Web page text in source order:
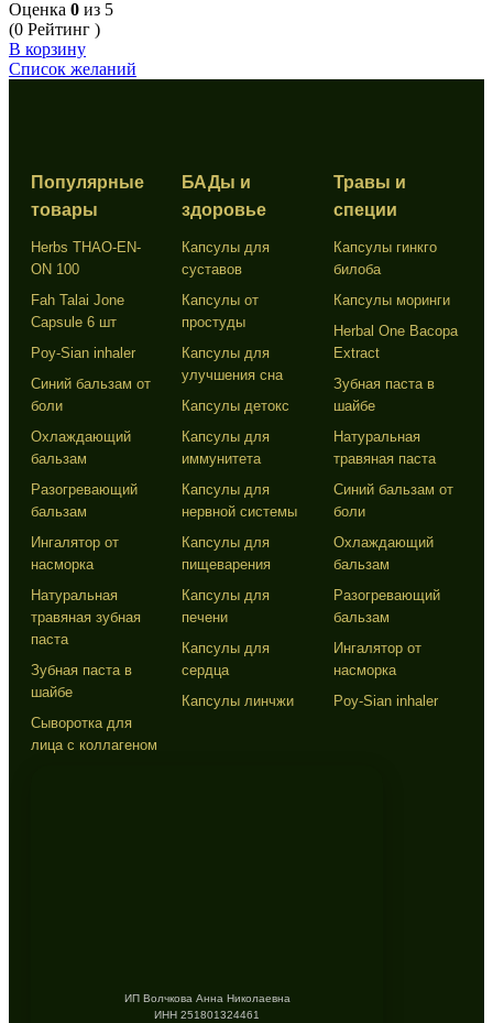
Оценка 0 из 5
(0 Рейтинг )
В корзину
Список желаний
Популярные
товары
Herbs THAO-EN-
ON 100
Fah Talai Jone
Capsule 6 шт
Poy-Sian inhaler
Синий бальзам от
боли
Охлаждающий
бальзам
Разогревающий
бальзам
Ингалятор от
насморка
Натуральная
травяная зубная
паста
Зубная паста в
шайбе
Сыворотка для
лица с коллагеном
БАДы и
здоровье
Капсулы для
суставов
Капсулы от
простуды
Капсулы для
улучшения сна
Капсулы детокс
Капсулы для
иммунитета
Капсулы для
нервной системы
Капсулы для
пищеварения
Капсулы для
печени
Капсулы для
сердца
Капсулы линчжи
Травы и
специи
Капсулы гинкго
билоба
Капсулы моринги
Herbal One Bacopa
Extract
Зубная паста в
шайбе
Натуральная
травяная паста
Синий бальзам от
боли
Охлаждающий
бальзам
Разогревающий
бальзам
Ингалятор от
насморка
Poy-Sian inhaler
ИП Волчкова Анна Николаевна
ИНН 251801324461